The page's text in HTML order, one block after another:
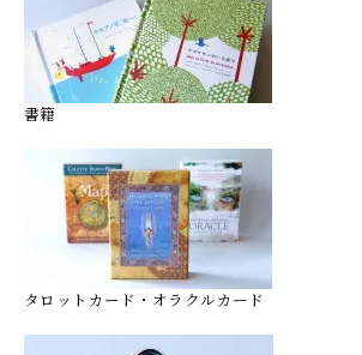
書籍
タロットカード・オラクルカード